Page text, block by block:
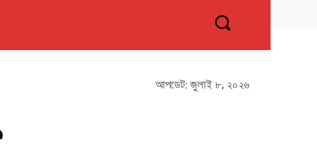
আপডেট: জুলাই ৮, ২০২৬